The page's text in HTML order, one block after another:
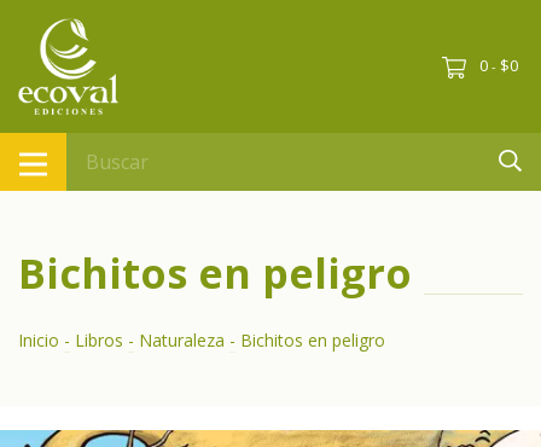
0 - $0
Bichitos en peligro
Inicio - Libros - Naturaleza - Bichitos en peligro